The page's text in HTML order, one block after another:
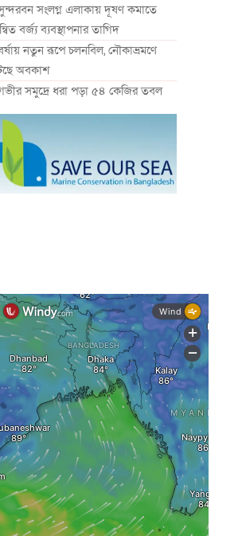
সংলগ্ন এলাকায় দূষণ কমাতে
বর্জ্য ব্যবস্থাপনার তাগিদ
নতুন রূপে চলনবিল, নৌকাভ্রমণে
অবকাশ
সমুদ্রে ধরা পড়া ৫৪ কেজির তবল
প্যারাসেইলিংয়ে নিরাপত্তা ঝুঁকি,
পদক্ষেপ
১৩ জেলায় ঝোড়ো হাওয়া-বজ্রবৃষ্টির শঙ্কা,
১ নম্বর সতর্কসংকেত
লঘুচাপের শঙ্কা